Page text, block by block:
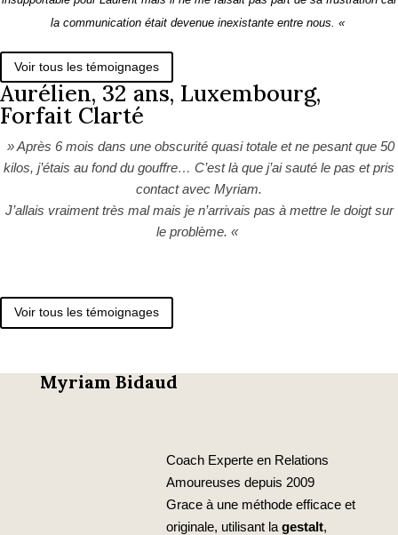
la communication était devenue inexistante entre nous. «
Voir tous les témoignages
Aurélien, 32 ans, Luxembourg,
Forfait Clarté
» Après 6 mois dans une obscurité quasi totale et ne pesant que 50
kilos, j’étais au fond du gouffre… C’est là que j’ai sauté le pas et pris
contact avec Myriam.
J’allais vraiment très mal mais je n’arrivais pas à mettre le doigt sur
le problème. «
Voir tous les témoignages
Myriam Bidaud
Coach Experte en Relations
Amoureuses depuis 2009
Grace à une méthode efficace et
originale, utilisant la gestalt,